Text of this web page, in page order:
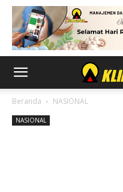
Beranda NASIONAL
NASIONAL